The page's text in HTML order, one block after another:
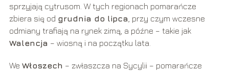
sprzyjają cytrusom. W tych regionach pomarańcze
zbiera się od grudnia do lipca , przy czym wczesne
odmiany trafiają na rynek zimą, a późne – takie jak
Walencja – wiosną i na początku lata.
We Włoszech – zwłaszcza na Sycylii – pomarańcze